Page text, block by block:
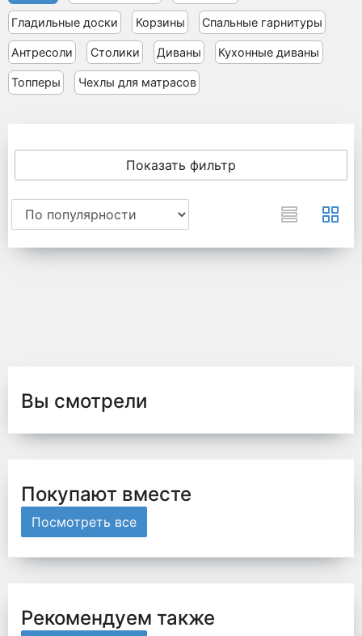
Гладильные доски Корзины Спальные гарнитуры
Антресоли Столики Диваны Кухонные диваны
Топперы Чехлы для матрасов
Показать фильтр
Вы смотрели
Покупают вместе
Посмотреть все
Рекомендуем также